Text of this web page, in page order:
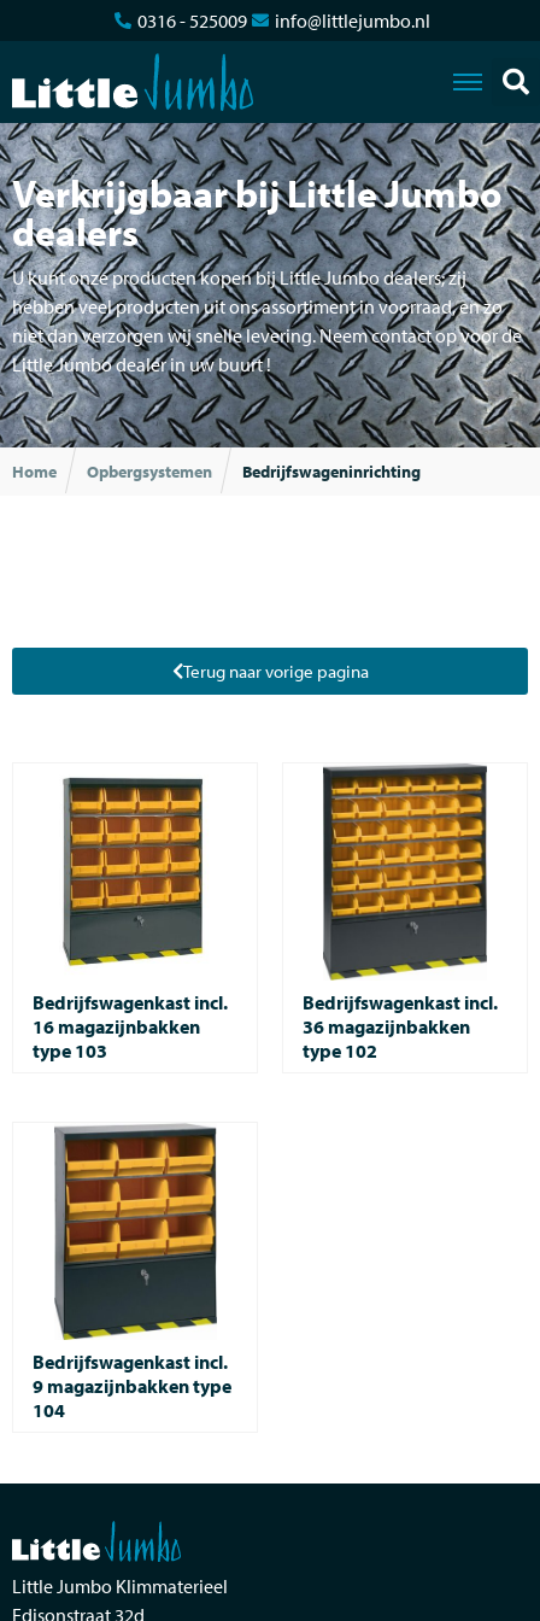
0316 - 525009 info@littlejumbo.nl
Verkrijgbaar bij Little Jumbo
dealers
U kunt onze producten kopen bij Little Jumbo dealers; zij
hebben veel producten uit ons assortiment in voorraad, en zo
niet dan verzorgen wij snelle levering. Neem contact op voor de
Little Jumbo dealer in uw buurt !
Home Opbergsystemen Bedrijfswageninrichting
Terug naar vorige pagina
Bedrijfswagenkast incl.
16 magazijnbakken
type 103
Bedrijfswagenkast incl.
36 magazijnbakken
type 102
Bedrijfswagenkast incl.
9 magazijnbakken type
104
Little Jumbo Klimmaterieel
Edisonstraat 32d